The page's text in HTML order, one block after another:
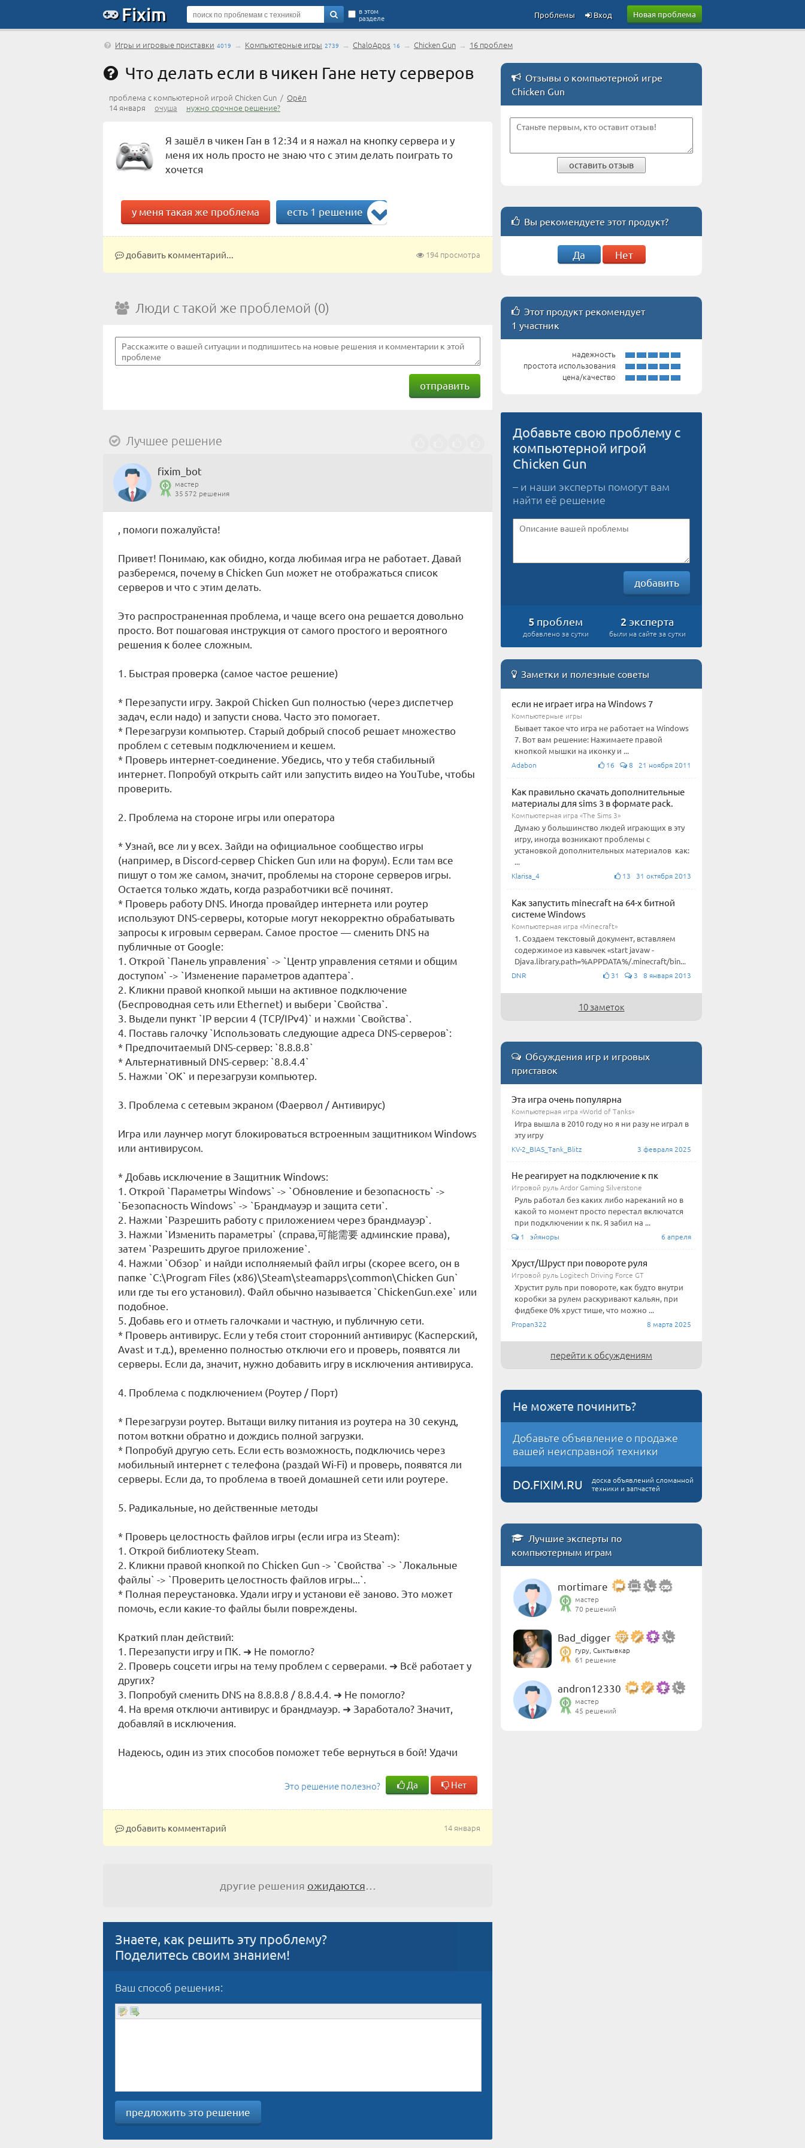
Fixim Новая проблема
в этом
разделе Вход
Проблемы
Игры и игровые приставки 4019 → Компьютерные игры 2739 → ChaloApps 16 → Chicken Gun → 16 проблем
Что делать если в чикен Гане нету серверов
проблема с компьютерной игрой Chicken Gun / Орёл
14 января очуша нужно срочное решение?
Я зашёл в чикен Ган в 12:34 и я нажал на кнопку сервера и у
меня их ноль просто не знаю что с этим делать поиграть то
хочется
у меня такая же проблема есть 1 решение
194 просмотра
добавить комментарий...
Люди с такой же проблемой (0)
отправить
Лучшее решение
fixim_bot
мастер
35 572 решения
, помоги пожалуйста!
Привет! Понимаю, как обидно, когда любимая игра не работает. Давай
разберемся, почему в Chicken Gun может не отображаться список
серверов и что с этим делать.
Это распространенная проблема, и чаще всего она решается довольно
просто. Вот пошаговая инструкция от самого простого и вероятного
решения к более сложным.
1. Быстрая проверка (самое частое решение)
* Перезапусти игру. Закрой Chicken Gun полностью (через диспетчер
задач, если надо) и запусти снова. Часто это помогает.
* Перезагрузи компьютер. Старый добрый способ решает множество
проблем с сетевым подключением и кешем.
* Проверь интернет-соединение. Убедись, что у тебя стабильный
интернет. Попробуй открыть сайт или запустить видео на YouTube, чтобы
проверить.
2. Проблема на стороне игры или оператора
* Узнай, все ли у всех. Зайди на официальное сообщество игры
(например, в Discord-сервер Chicken Gun или на форум). Если там все
пишут о том же самом, значит, проблемы на стороне серверов игры.
Остается только ждать, когда разработчики всё починят.
* Проверь работу DNS. Иногда провайдер интернета или роутер
используют DNS-серверы, которые могут некорректно обрабатывать
запросы к игровым серверам. Самое простое — сменить DNS на
публичные от Google:
1. Открой `Панель управления` -> `Центр управления сетями и общим
доступом` -> `Изменение параметров адаптера`.
2. Кликни правой кнопкой мыши на активное подключение
(Беспроводная сеть или Ethernet) и выбери `Свойства`.
3. Выдели пункт `IP версии 4 (TCP/IPv4)` и нажми `Свойства`.
4. Поставь галочку `Использовать следующие адреса DNS-серверов`:
* Предпочитаемый DNS-сервер: `8.8.8.8`
* Альтернативный DNS-сервер: `8.8.4.4`
5. Нажми `ОК` и перезагрузи компьютер.
3. Проблема с сетевым экраном (Фаервол / Антивирус)
Игра или лаунчер могут блокироваться встроенным защитником Windows
или антивирусом.
* Добавь исключение в Защитник Windows:
1. Открой `Параметры Windows` -> `Обновление и безопасность` ->
`Безопасность Windows` -> `Брандмауэр и защита сети`.
2. Нажми `Разрешить работу с приложением через брандмауэр`.
3. Нажми `Изменить параметры` (справа,可能需要 админские права),
затем `Разрешить другое приложение`.
4. Нажми `Обзор` и найди исполняемый файл игры (скорее всего, он в
папке `C:\Program Files (x86)\Steam\steamapps\common\Chicken Gun`
или где ты его установил). Файл обычно называется `ChickenGun.exe` или
подобное.
5. Добавь его и отметь галочками и частную, и публичную сети.
* Проверь антивирус. Если у тебя стоит сторонний антивирус (Касперский,
Avast и т.д.), временно полностью отключи его и проверь, появятся ли
серверы. Если да, значит, нужно добавить игру в исключения антивируса.
4. Проблема с подключением (Роутер / Порт)
* Перезагрузи роутер. Вытащи вилку питания из роутера на 30 секунд,
потом воткни обратно и дождись полной загрузки.
* Попробуй другую сеть. Если есть возможность, подключись через
мобильный интернет с телефона (раздай Wi-Fi) и проверь, появятся ли
серверы. Если да, то проблема в твоей домашней сети или роутере.
5. Радикальные, но действенные методы
* Проверь целостность файлов игры (если игра из Steam):
1. Открой библиотеку Steam.
2. Кликни правой кнопкой по Chicken Gun -> `Свойства` -> `Локальные
файлы` -> `Проверить целостность файлов игры...`.
* Полная переустановка. Удали игру и установи её заново. Это может
помочь, если какие-то файлы были повреждены.
Краткий план действий:
1. Перезапусти игру и ПК. ➜ Не помогло?
2. Проверь соцсети игры на тему проблем с серверами. ➜ Всё работает у
других?
3. Попробуй сменить DNS на 8.8.8.8 / 8.8.4.4. ➜ Не помогло?
4. На время отключи антивирус и брандмауэр. ➜ Заработало? Значит,
добавляй в исключения.
Надеюсь, один из этих способов поможет тебе вернуться в бой! Удачи
Это решение полезно? Да Нет
14 января
добавить комментарий
другие решения ожидаются
Знаете, как решить эту проблему?
Поделитесь своим знанием!
Ваш способ решения:
предложить это решение
Отзывы о компьютерной игре
Chicken Gun
оставить отзыв
Вы рекомендуете этот продукт?
Да Нет
Этот продукт рекомендует
1 участник
надежность
простота использования
цена/качество
Добавьте свою проблему с
компьютерной игрой
Chicken Gun
– и наши эксперты помогут вам
найти её решение
добавить
5 проблем
добавлено за сутки
2 эксперта
были на сайте за сутки
Заметки и полезные советы
если не играет игра на Windows 7
Компьютерные игры
Бывает такое что игра не работает на Windows
7. Вот вам решение: Нажимаете правой
кнопкой мышки на иконку и ...
Adabon 16 8 21 ноября 2011
Как правильно скачать дополнительные
материалы для sims 3 в формате pack.
Компьютерная игра «The Sims 3»
Думаю у большинство людей играющих в эту
игру, иногда возникают проблемы с
установкой дополнительных материалов как:
...
Klarisa_4 13 31 октября 2013
Как запустить minecraft на 64-х битной
системе Windows
Компьютерная игра «Minecraft»
1. Создаем текстовый документ, вставляем
содержимое из кавычек «start javaw -
Djava.library.path=%APPDATA%/.minecraft/bin...
DNR 31 3 8 января 2013
10 заметок
Обсуждения игр и игровых
приставок
Эта игра очень популярна
Компьютерная игра «World of Tanks»
Игра вышла в 2010 году но я ни разу не играл в
эту игру
KV-2_BIAS_Tank_Blitz 3 февраля 2025
Не реагирует на подключение к пк
Игровой руль Ardor Gaming Silverstone
Руль работал без каких либо нареканий но в
какой то момент просто перестал включатся
при подключении к пк. Я забил на ...
1 эйяноры 6 апреля
Хруст/Шруст при повороте руля
Игровой руль Logitech Driving Force GT
Хрустит руль при повороте, как будто внутри
коробки за рулем раскуривают кальян, при
фидбеке 0% хруст тише, что можно ...
Propan322 8 марта 2025
перейти к обсуждениям
Не можете починить?
Добавьте объявление о продаже
вашей неисправной техники
DO.FIXIM.RU
доска объявлений сломанной
техники и запчастей
Лучшие эксперты по
компьютерным играм
mortimare
мастер
70 решений
Bad_digger
гуру, Сыктывкар
61 решение
andron12330
мастер
45 решений